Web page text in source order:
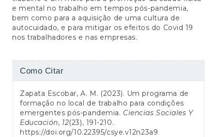
e mental no trabalho em tempos pós-pandemia,
bem como para a aquisição de uma cultura de
autocuidado, e para mitigar os efeitos do Covid 19
nos trabalhadores e nas empresas.
Detalhes
artigo
Como Citar
Zapata Escobar, A. M. (2023). Um programa de
formação no local de trabalho para condições
emergentes pós-pandemia. Ciencias Sociales Y
Educación, 12(23), 191-210.
https://doi.org/10.22395/csye.v12n23a9